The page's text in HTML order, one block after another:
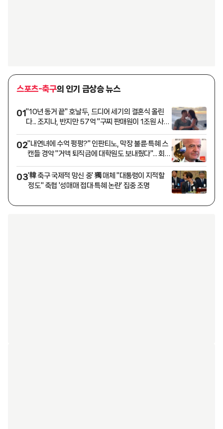
스포츠-축구의 인기 급상승 뉴스
01"10년 동거 끝" 호날두, 드디어 세기의 결혼식 올린
다... 조지나, 반지만 57억 "구찌 판매원이 1조원 사모
02"내연녀에 수억 펑펑?" 인판티노, 막장 불륜·특혜 스
캔들 경악 "거액 퇴직금에 대학원도 보내줬다"... 회장
03'韓 축구 국제적 망신 중' 獨 매체 "대통령이 지적할
정도" 축협 '성매매 접대·특혜 논란' 집중 조명